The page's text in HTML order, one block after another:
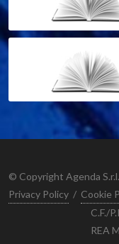
© Copyright Agenda S.r.l.
Privacy Policy / Cookie
C.F./
REA